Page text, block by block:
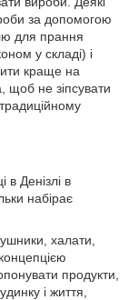
за допомогою
для прання
у складі) і
краще на
щоб не зіпсувати
в Денізлі в
набірає
халати,
продукти,
і життя,